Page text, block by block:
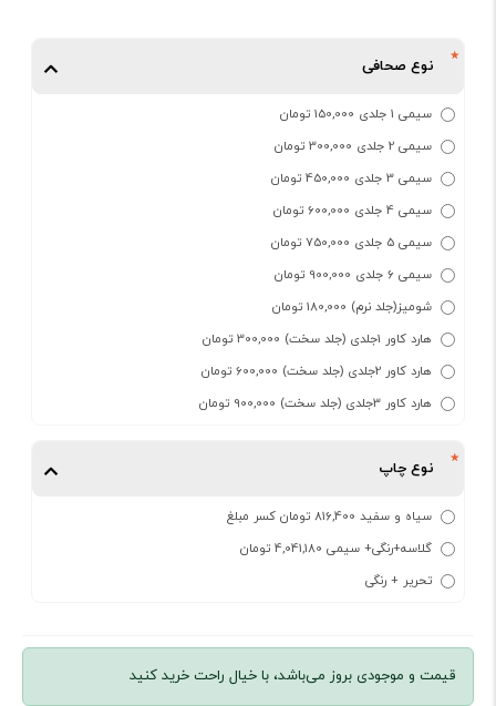
نوع صحافی
سیمی 1 جلدی 150,000 تومان
سیمی 2 جلدی 300,000 تومان
سیمی 3 جلدی 450,000 تومان
سیمی 4 جلدی 600,000 تومان
سیمی 5 جلدی 750,000 تومان
سیمی 6 جلدی 900,000 تومان
شومیز(جلد نرم) 180,000 تومان
هارد کاور 1جلدی (جلد سخت) 300,000 تومان
هارد کاور 2جلدی (جلد سخت) 600,000 تومان
هارد کاور 3جلدی (جلد سخت) 900,000 تومان
نوع چاپ
سیاه و سفید 816,400 تومان کسر مبلغ
گلاسه+رنگی+ سیمی 4,041,180 تومان
تحریر + رنگی
قیمت و موجودی بروز می‌باشد، با خیال راحت خرید کنید